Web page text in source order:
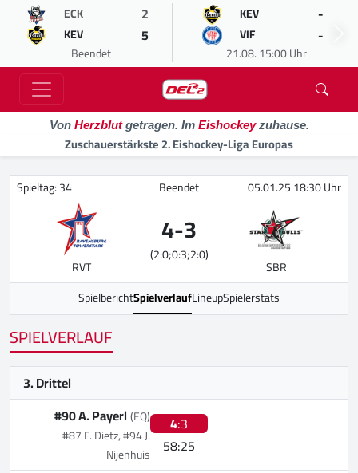
ECK 2
KEV 5
Beendet
KEV -
VIF -
21.08. 15:00 Uhr
Von Herzblutgetragen. Im Eishockeyzuhause.
Zuschauerstärkste 2. Eishockey-Liga Europas
Spieltag: 34 Beendet 05.01.25 18:30 Uhr
RVT
4-3
(2:0;0:3;2:0)
SBR
SpielberichtSpielverlaufLineupSpielerstats
SPIELVERLAUF
3. Drittel
4:3
58:25
#90 A. Payerl (EQ)
#87 F. Dietz, #94 J.
Nijenhuis